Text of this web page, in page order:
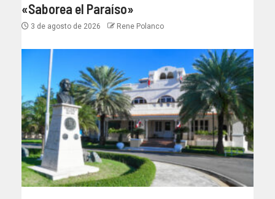
«Saborea el Paraíso»
3 de agosto de 2026 Rene Polanco